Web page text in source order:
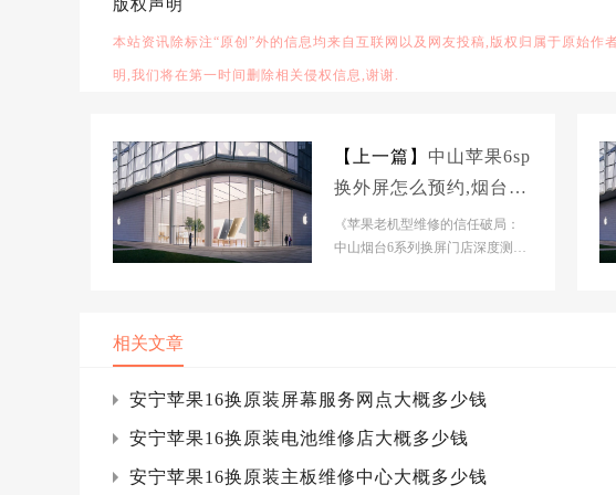
版权声明
本站资讯除标注“原创”外的信息均来自互联网以及网友投稿,版权归属于原始
明,我们将在第一时间删除相关侵权信息,谢谢.
【上一篇】 中山苹果6sp
换外屏怎么预约,烟台苹
果6s换外屏
《苹果老机型维修的信任破局：
中山烟台6系列换屏门店深度测
相关文章
安宁苹果16换原装屏幕服务网点大概多少钱
安宁苹果16换原装电池维修店大概多少钱
安宁苹果16换原装主板维修中心大概多少钱